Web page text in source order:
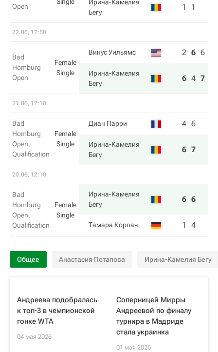
Open
Ирина-Камелия
Бегу
1 1
22.06, 17:50
Bad
Homburg
Open
Female
Single
Винус Уильямс 2 6 6
Ирина-Камелия
Бегу
6 4 7
21.06, 12:10
Bad
Homburg
Open,
Qualification
Female
Single
Диан Парри 4 6
Ирина-Камелия
Бегу
6 7
20.06, 12:10
Bad
Homburg
Open,
Qualification
Female
Single
Ирина-Камелия
Бегу
6 6
Тамара Корпач 1 4
Общее Анастасия Потапова Ирина-Камелия Бегу
Андреева подобралась
к топ-3 в чемпионской
гонке WTA
04 мая 2026
Соперницей Мирры
Андреевой по финалу
турнира в Мадриде
стала украинка
01 мая 2026